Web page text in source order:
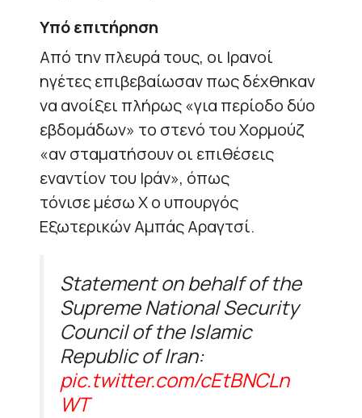
Υπό επιτήρηση
Από την πλευρά τους, οι Ιρανοί
ηγέτες επιβεβαίωσαν πως δέχθηκαν
να ανοίξει πλήρως «για περίοδο δύο
εβδομάδων» το στενό του Χορμούζ
«αν σταματήσουν οι επιθέσεις
εναντίον του Ιράν», όπως
τόνισε μέσω X ο υπουργός
Εξωτερικών Αμπάς Αραγτσί.
Statement on behalf of the
Supreme National Security
Council of the Islamic
Republic of Iran:
pic.twitter.com/cEtBNCLn
WT